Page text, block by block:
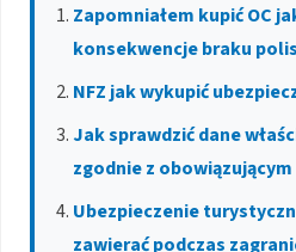
Zapomniałem kupić OC
konsekwencje braku
NFZ jak wykupić
Jak sprawdzić dane
zgodnie z
Ubezpieczenie
zawierać podczas